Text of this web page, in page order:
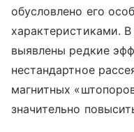
обусловлено его
характеристиками.
выявлены редкие
нестандартное
магнитных
значительно